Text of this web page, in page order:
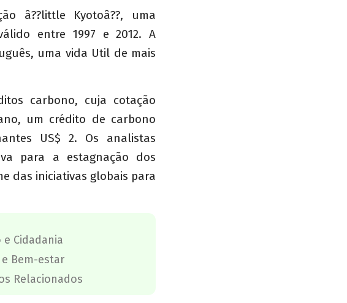
â??little Kyotoâ??, uma
entre 1997 e 2012. A
uma vida Util de mais
carbono, cuja cotação
um crédito de carbono
US$ 2. Os analistas
para a estagnação dos
das iniciativas globais para
e Cidadania
Bem-estar
Relacionados